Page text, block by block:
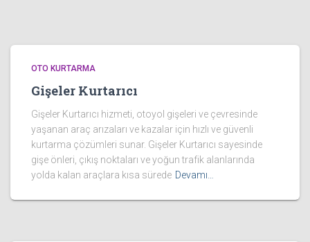
OTO KURTARMA
Gişeler Kurtarıcı
Gişeler Kurtarıcı hizmeti, otoyol gişeleri ve çevresinde
yaşanan araç arızaları ve kazalar için hızlı ve güvenli
kurtarma çözümleri sunar. Gişeler Kurtarıcı sayesinde
gişe önleri, çıkış noktaları ve yoğun trafik alanlarında
yolda kalan araçlara kısa sürede Devamı…